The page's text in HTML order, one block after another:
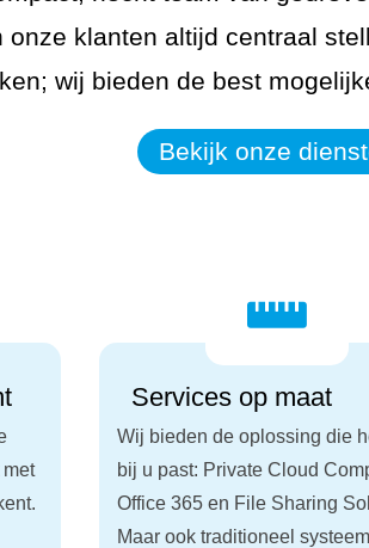
onze klanten altijd centraal
wij bieden de best
Bekijk onze
met

Services op maat
Wij bieden de oplossing die
bij u past: Private Cloud
Office 365 en File Sharing
Maar ook traditioneel